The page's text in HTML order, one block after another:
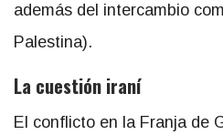
además del intercambio
Palestina).
La cuestión iraní
El conflicto en la Franja de